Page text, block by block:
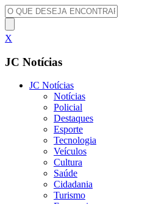
X
JC Notícias
JC Notícias
Notícias
Policial
Destaques
Esporte
Tecnologia
Veículos
Cultura
Saúde
Cidadania
Turismo